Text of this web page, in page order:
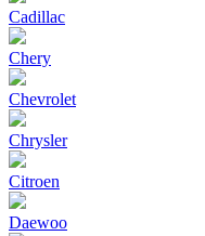
Cadillac
Chery
Chevrolet
Chrysler
Citroen
Daewoo